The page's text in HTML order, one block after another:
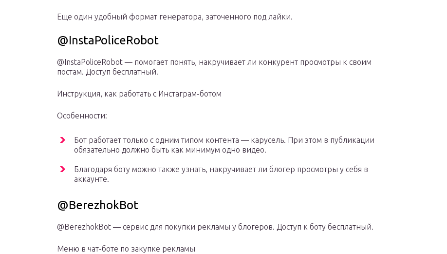
Еще один удобный формат генератора, заточенного под лайки.
@InstaPoliceRobot
@InstaPoliceRobot — помогает понять, накручивает ли конкурент просмотры к своим
постам. Доступ бесплатный.
Инструкция, как работать с Инстаграм-ботом
Особенности:
Бот работает только с одним типом контента — карусель. При этом в публикации
обязательно должно быть как минимум одно видео.
Благодаря боту можно также узнать, накручивает ли блогер просмотры у себя в
аккаунте.
@BerezhokBot
@BerezhokBot — сервис для покупки рекламы у блогеров. Доступ к боту бесплатный.
Меню в чат-боте по закупке рекламы